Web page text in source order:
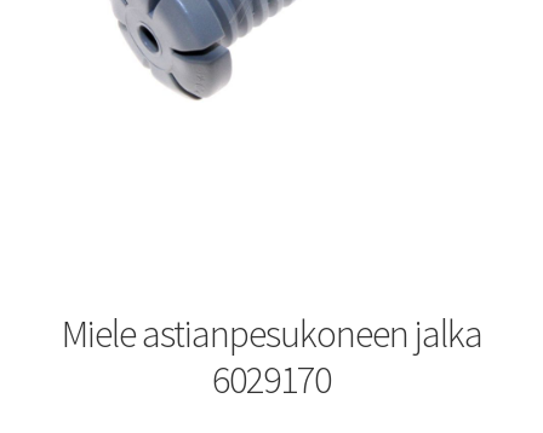
Miele astianpesukoneen jalka
6029170